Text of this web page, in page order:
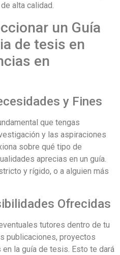
alta calidad.
un Guía
de tesis en
en
y Fines
que tengas
y las aspiraciones
sobre qué tipo de
aprecias en un guía.
y rígido, o a alguien más
Ofrecidas
tutores dentro de tu
publicaciones, proyectos
la guía de tesis. Esto te dará